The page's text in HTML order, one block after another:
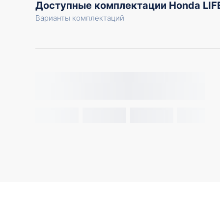
Доступные комплектации Honda
Варианты комплектаций